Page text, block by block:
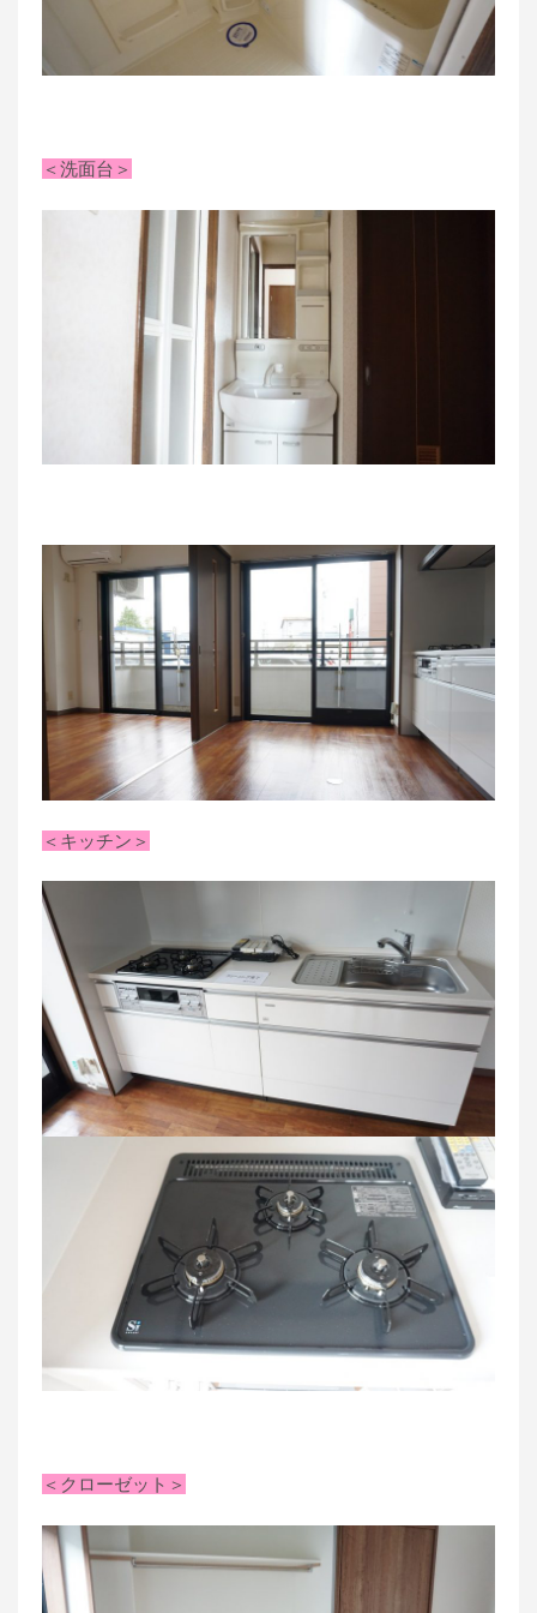
＜洗面台＞
＜キッチン＞
＜クローゼット＞